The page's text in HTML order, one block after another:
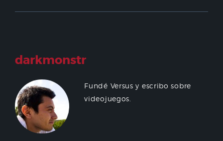
darkmonstr
Fundé Versus y escribo sobre
videojuegos.